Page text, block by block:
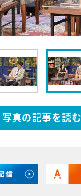
写真の記事を読む